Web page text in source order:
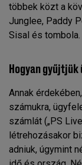
többek közt a
Junglee, Paddy
Sisal és tombola.
Hogyan
Annak
számukra,
számlát („PS
létrehozásakor
adniuk, úgymint